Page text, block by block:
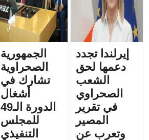
إيرلندا تجدد
دعمها لحق
الشعب
الصحراوي
في تقرير
المصير
وتعرب عن
الجمهورية
الصحراوية
تشارك في
أشغال
الدورة الـ49
للمجلس
التنفيذي